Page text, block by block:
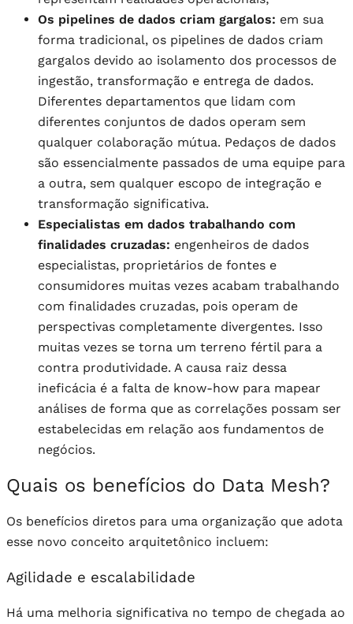
Os pipelines de dados criam gargalos: em sua
forma tradicional, os pipelines de dados criam
gargalos devido ao isolamento dos processos de
ingestão, transformação e entrega de dados.
Diferentes departamentos que lidam com
diferentes conjuntos de dados operam sem
qualquer colaboração mútua. Pedaços de dados
são essencialmente passados ​​de uma equipe para
a outra, sem qualquer escopo de integração e
transformação significativa.
Especialistas em dados trabalhando com
finalidades cruzadas: engenheiros de dados
especialistas, proprietários de fontes e
consumidores muitas vezes acabam trabalhando
com finalidades cruzadas, pois operam de
perspectivas completamente divergentes. Isso
muitas vezes se torna um terreno fértil para a
contra produtividade. A causa raiz dessa
ineficácia é a falta de know-how para mapear
análises de forma que as correlações possam ser
estabelecidas em relação aos fundamentos de
negócios.
Quais os benefícios do Data Mesh?
Os benefícios diretos para uma organização que adota
esse novo conceito arquitetônico incluem:
Agilidade e escalabilidade
Há uma melhoria significativa no tempo de chegada ao